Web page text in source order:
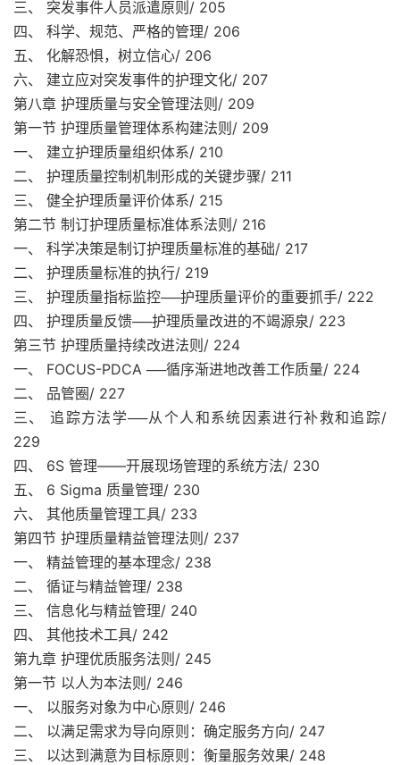
三、 突发事件人员派遣原则/ 205
四、 科学、规范、严格的管理/ 206
五、 化解恐惧，树立信心/ 206
六、 建立应对突发事件的护理文化/ 207
第八章 护理质量与安全管理法则/ 209
第一节 护理质量管理体系构建法则/ 209
一、 建立护理质量组织体系/ 210
二、 护理质量控制机制形成的关键步骤/ 211
三、 健全护理质量评价体系/ 215
第二节 制订护理质量标准体系法则/ 216
一、 科学决策是制订护理质量标准的基础/ 217
二、 护理质量标准的执行/ 219
三、 护理质量指标监控──护理质量评价的重要抓手/ 222
四、 护理质量反馈──护理质量改进的不竭源泉/ 223
第三节 护理质量持续改进法则/ 224
一、 FOCUS-PDCA ──循序渐进地改善工作质量/ 224
二、 品管圈/ 227
三、 追踪方法学──从个人和系统因素进行补救和追踪/
229
四、 6S 管理——开展现场管理的系统方法/ 230
五、 6 Sigma 质量管理/ 230
六、 其他质量管理工具/ 233
第四节 护理质量精益管理法则/ 237
一、 精益管理的基本理念/ 238
二、 循证与精益管理/ 238
三、 信息化与精益管理/ 240
四、 其他技术工具/ 242
第九章 护理优质服务法则/ 245
第一节 以人为本法则/ 246
一、 以服务对象为中心原则/ 246
二、 以满足需求为导向原则：确定服务方向/ 247
三、 以达到满意为目标原则：衡量服务效果/ 248